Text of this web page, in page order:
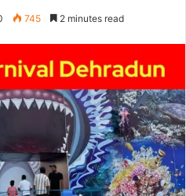
745 2 minutes read